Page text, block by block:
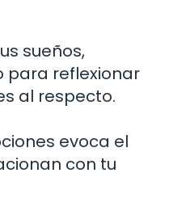
sueños,
para reflexionar
al respecto.
evoca el
con tu